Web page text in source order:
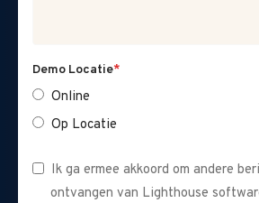
Demo Locatie*
Online
Op Locatie
Ik ga ermee akkoord om andere
ontvangen van Lighthouse